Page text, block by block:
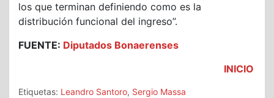
los que terminan definiendo como es la
distribución funcional del ingreso”.
FUENTE: Diputados Bonaerenses
INICIO
Etiquetas: Leandro Santoro, Sergio Massa